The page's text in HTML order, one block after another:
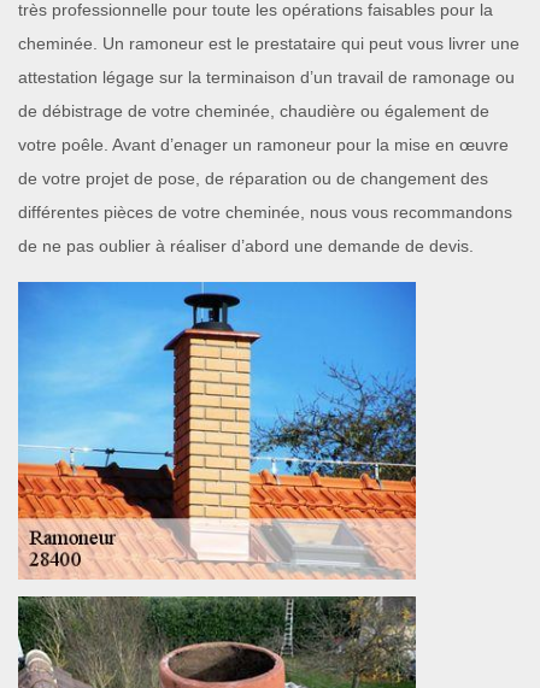
très professionnelle pour toute les opérations faisables pour la
cheminée. Un ramoneur est le prestataire qui peut vous livrer une
attestation légage sur la terminaison d’un travail de ramonage ou
de débistrage de votre cheminée, chaudière ou également de
votre poêle. Avant d’enager un ramoneur pour la mise en œuvre
de votre projet de pose, de réparation ou de changement des
différentes pièces de votre cheminée, nous vous recommandons
de ne pas oublier à réaliser d’abord une demande de devis.